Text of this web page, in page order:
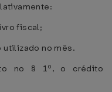
fiscal;
utilizado no mês.
no § 1º, o crédito